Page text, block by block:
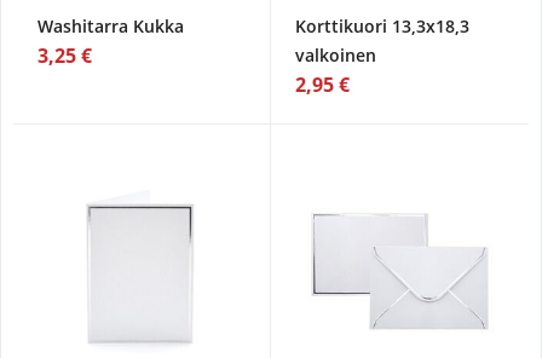
Washitarra Kukka
3,25 €
Korttikuori 13,3x18,3
valkoinen
2,95 €